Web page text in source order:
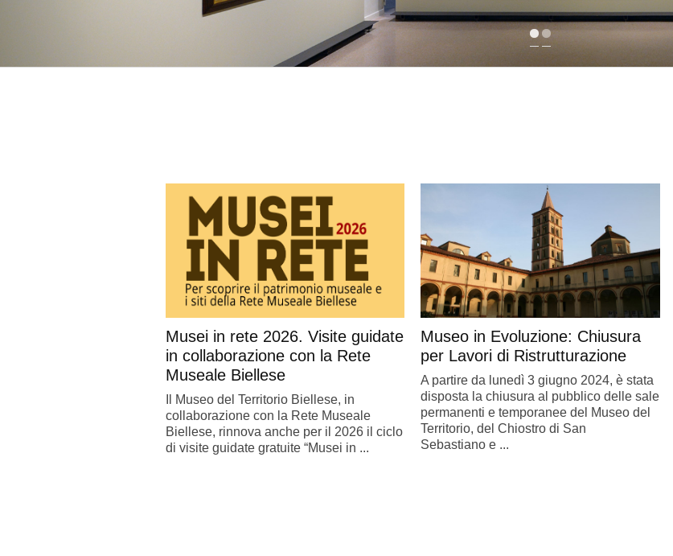
Musei in rete 2026. Visite guidate
in collaborazione con la Rete
Museale Biellese
Il Museo del Territorio Biellese, in
collaborazione con la Rete Museale
Biellese, rinnova anche per il 2026 il ciclo
di visite guidate gratuite “Musei in ...
Museo in Evoluzione: Chiusura
per Lavori di Ristrutturazione
A partire da lunedì 3 giugno 2024, è stata
disposta la chiusura al pubblico delle sale
permanenti e temporanee del Museo del
Territorio, del Chiostro di San
Sebastiano e ...